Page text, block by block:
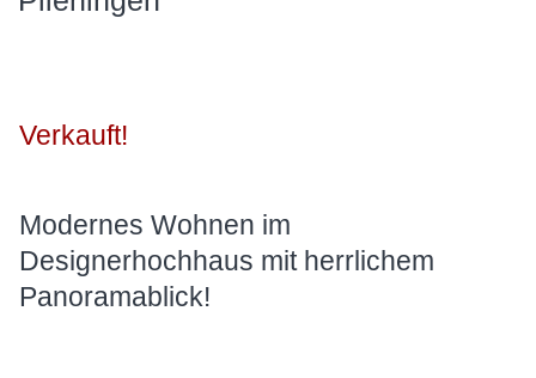
Verkauft!
Modernes Wohnen im
Designerhochhaus mit herrlichem
Panoramablick!